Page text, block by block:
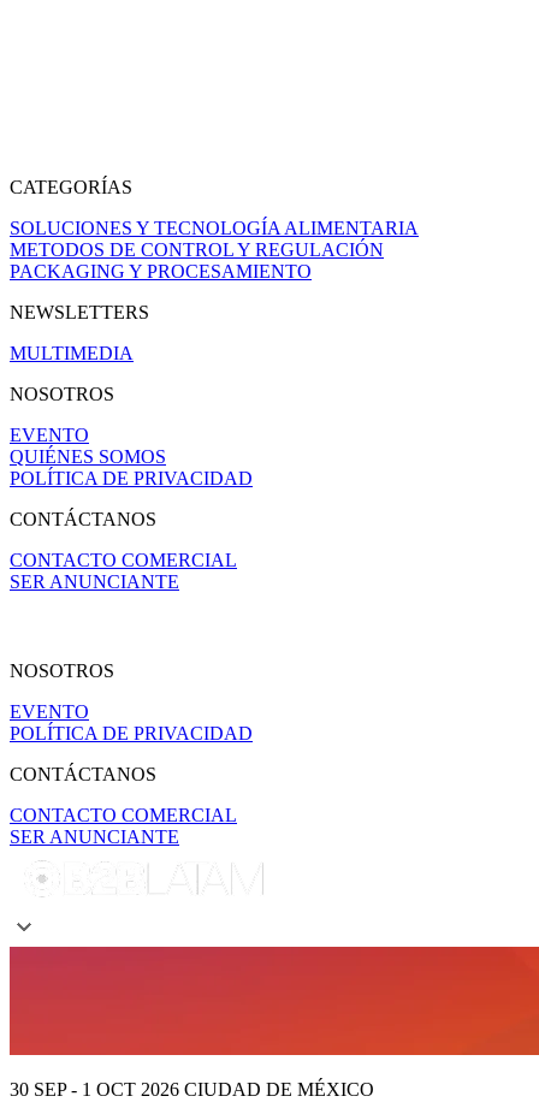
CATEGORÍAS
SOLUCIONES Y TECNOLOGÍA ALIMENTARIA
METODOS DE CONTROL Y REGULACIÓN
PACKAGING Y PROCESAMIENTO
NEWSLETTERS
MULTIMEDIA
NOSOTROS
EVENTO
QUIÉNES SOMOS
POLÍTICA DE PRIVACIDAD
CONTÁCTANOS
CONTACTO COMERCIAL
SER ANUNCIANTE
NOSOTROS
EVENTO
POLÍTICA DE PRIVACIDAD
CONTÁCTANOS
CONTACTO COMERCIAL
SER ANUNCIANTE
30 SEP - 1 OCT 2026 CIUDAD DE MÉXICO